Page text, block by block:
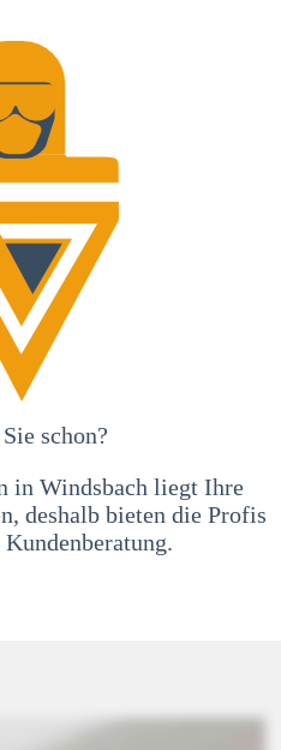
schon?
in Windsbach liegt Ihre
deshalb bieten die Profis